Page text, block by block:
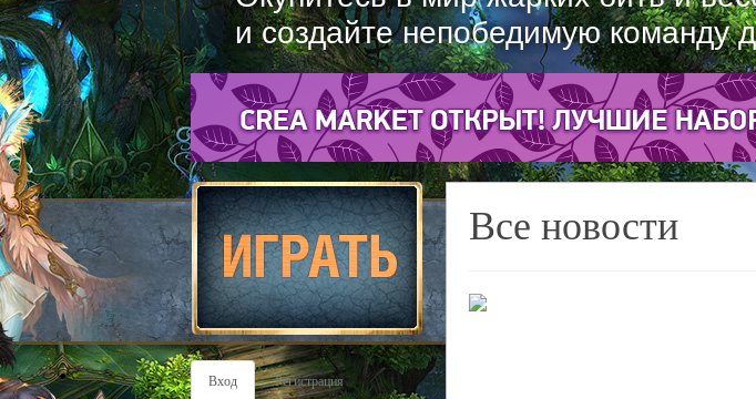
и создайте непобедимую команду
Вход Регистрация
Все новости